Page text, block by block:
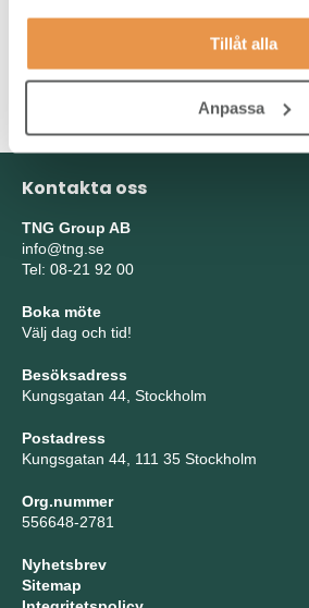
Tillåt alla
Anpassa
lagkänsla. Du delar vår tro på mångfald
förstår vikten av att ta tillvara och
Kontakta oss
TNG Group AB
info@tng.se
Tel: 08-21 92 00
Boka möte
Välj dag och tid!
Besöksadress
Kungsgatan 44, Stockholm
Postadress
Kungsgatan 44, 111 35 Stockholm
Org.nummer
556648-2781
Nyhetsbrev
Sitemap